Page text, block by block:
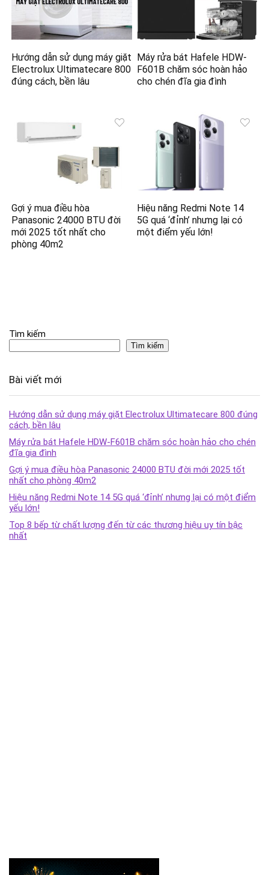
Hướng dẫn sử dụng máy giặt
Electrolux Ultimatecare 800
đúng cách, bền lâu
Máy rửa bát Hafele HDW-
F601B chăm sóc hoàn hảo
cho chén đĩa gia đình
Gợi ý mua điều hòa
Panasonic 24000 BTU đời
mới 2025 tốt nhất cho
phòng 40m2
Hiệu năng Redmi Note 14
5G quá ‘đỉnh’ nhưng lại có
một điểm yếu lớn!
Tìm kiếm
Tìm kiếm
Bài viết mới
Hướng dẫn sử dụng máy giặt Electrolux Ultimatecare 800 đúng
cách, bền lâu
Máy rửa bát Hafele HDW-F601B chăm sóc hoàn hảo cho chén
đĩa gia đình
Gợi ý mua điều hòa Panasonic 24000 BTU đời mới 2025 tốt
nhất cho phòng 40m2
Hiệu năng Redmi Note 14 5G quá ‘đỉnh’ nhưng lại có một điểm
yếu lớn!
Top 8 bếp từ chất lượng đến từ các thương hiệu uy tín bậc
nhất